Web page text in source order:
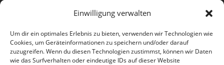
Einwilligung verwalten
Um dir ein optimales Erlebnis zu bieten, verwenden wir Technologien wie
Cookies, um Geräteinformationen zu speichern und/oder darauf
zuzugreifen. Wenn du diesen Technologien zustimmst, können wir Daten
wie das Surfverhalten oder eindeutige IDs auf dieser Website
Kontakt